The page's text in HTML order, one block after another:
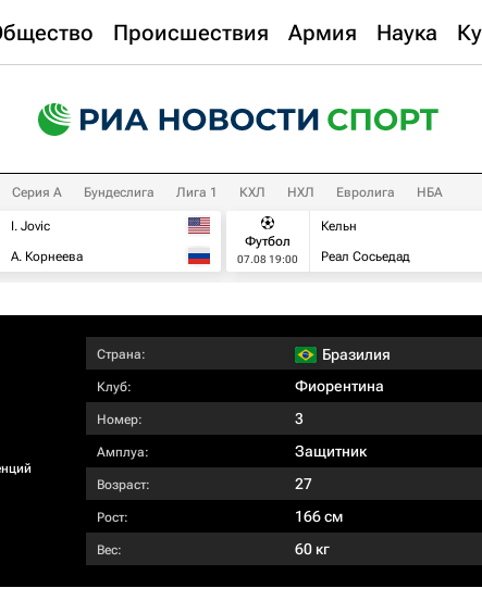
Происшествия Армия Наука
Серия А Бундеслига Лига 1 КХЛ НХЛ Евролига НБА
I. Jovic
А. Корнеева
Футбол
07.08 19:00
Кельн
Реал Сосьедад
Страна: Бразилия
Клуб: Фиорентина
Номер: 3
Амплуа: Защитник
Возраст: 27
Рост: 166 см
Вес: 60 кг